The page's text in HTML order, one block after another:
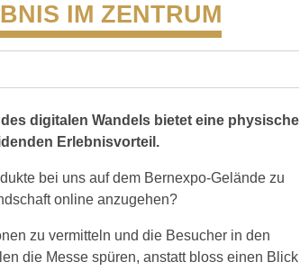
IM ZENTRUM
digitalen Wandels bietet eine physische
Erlebnisvorteil.
bei uns auf dem Bernexpo-Gelände zu
online anzugehen?
zu vermitteln und die Besucher in den
die Messe spüren, anstatt bloss einen Blick